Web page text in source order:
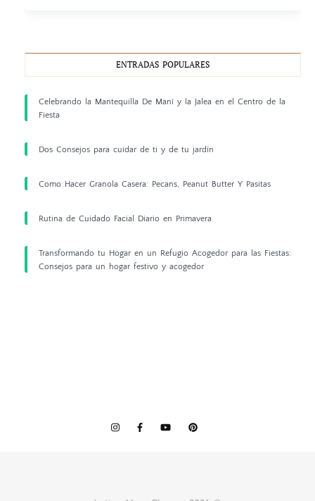
ENTRADAS POPULARES
Celebrando la Mantequilla De Maní y la Jalea en el Centro de la
Fiesta
Dos Consejos para cuidar de ti y de tu jardín
Como Hacer Granola Casera: Pecans, Peanut Butter Y Pasitas
Rutina de Cuidado Facial Diario en Primavera
Transformando tu Hogar en un Refugio Acogedor para las Fiestas:
Consejos para un hogar festivo y acogedor